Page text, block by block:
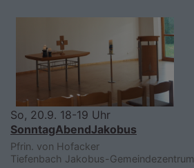
So, 20.9. 18-19 Uhr
SonntagAbendJakobus
Pfrin. von Hofacker
Tiefenbach Jakobus-Gemeindezentrum